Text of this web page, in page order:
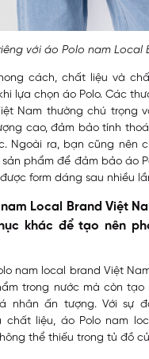
với áo Polo nam Local
cách, chất liệu và
lựa chọn áo Polo. Các
Nam thường chú trọng
cao, đảm bảo tính
Ngoài ra, bạn cũng nên
phẩm để đảm bảo áo
form dáng sau nhiều
Local Brand Việt
khác để tạo nên
nam local brand Việt
trong nước mà còn tạo
nhân ấn tượng. Với sự
chất liệu, áo Polo nam
thể thiếu trong tủ đồ